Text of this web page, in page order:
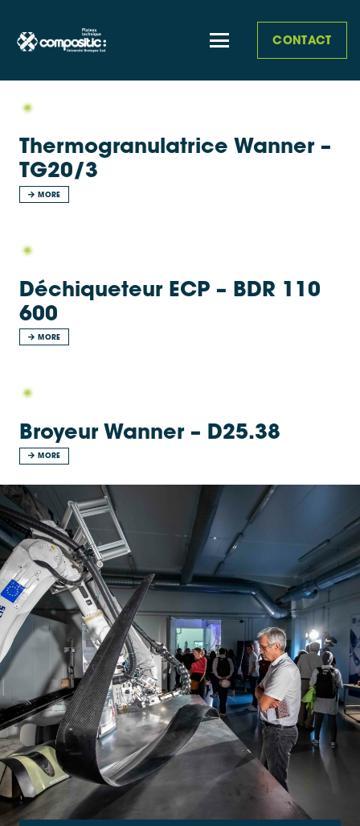
CONTACT
Thermogranulatrice Wanner –
TG20/3
MORE
Déchiqueteur ECP – BDR 110
600
MORE
Broyeur Wanner – D25.38
MORE